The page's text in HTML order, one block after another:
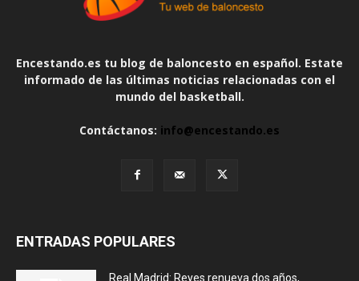
Encestando.es tu blog de baloncesto en español. Estate
informado de las últimas noticias relacionadas con el
mundo del basketball.
Contáctanos: info@encestando.es
ENTRADAS POPULARES
Real Madrid: Reyes renueva dos años,